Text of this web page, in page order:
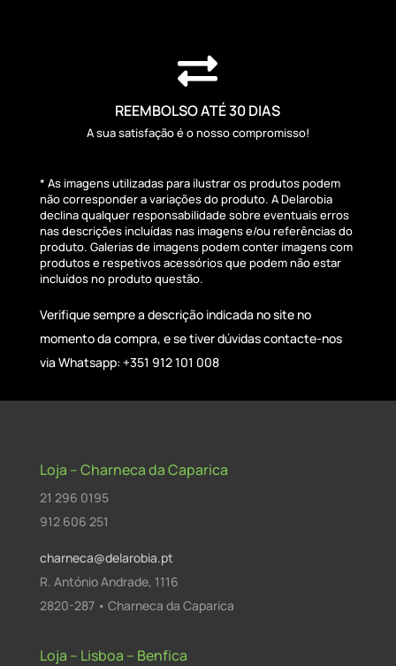

REEMBOLSO ATÉ 30 DIAS
A sua satisfação é o nosso compromisso!
* As imagens utilizadas para ilustrar os produtos podem
não corresponder a variações do produto. A Delarobia
declina qualquer responsabilidade sobre eventuais erros
nas descrições incluídas nas imagens e/ou referências do
produto. Galerias de imagens podem conter imagens com
produtos e respetivos acessórios que podem não estar
incluídos no produto questão.
Verifique sempre a descrição indicada no site no
momento da compra, e se tiver dúvidas contacte-nos
via Whatsapp: +351 912 101 008
Loja – Charneca da Caparica
21 296 0195
912 606 251
charneca@delarobia.pt
R. António Andrade, 1116
2820-287 • Charneca da Caparica
Loja – Lisboa – Benfica